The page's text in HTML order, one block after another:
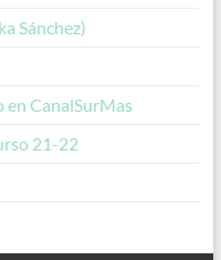
Sánchez)
en CanalSurMas
21-22